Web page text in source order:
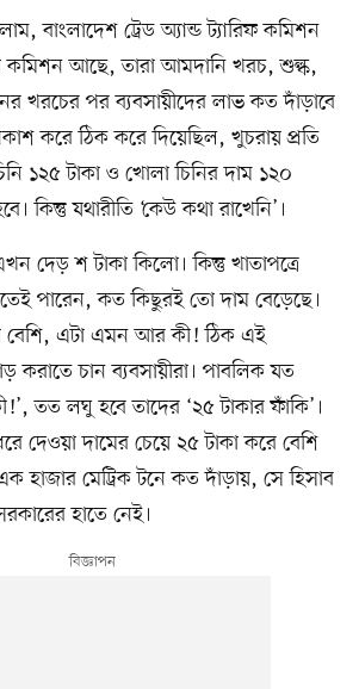
বাংলাদেশ ট্রেড অ্যান্ড ট্যারিফ কমিশন
কমিশন আছে, তারা আমদানি খরচ, শুল্ক,
খরচের পর ব্যবসায়ীদের লাভ কত দাঁড়াবে
করে ঠিক করে দিয়েছিল, খুচরায় প্রতি
১২৫ টাকা ও খোলা চিনির দাম ১২০
কিন্তু যথারীতি ‘কেউ কথা রাখেনি’।
দেড় শ টাকা কিলো। কিন্তু খাতাপত্রে
পারেন, কত কিছুরই তো দাম বেড়েছে।
বেশি, এটা এমন আর কী! ঠিক এই
করাতে চান ব্যবসায়ীরা। পাবলিক যত
তত লঘু হবে তাদের ‘২৫ টাকার ফাঁকি’।
দেওয়া দামের চেয়ে ২৫ টাকা করে বেশি
হাজার মেট্রিক টনে কত দাঁড়ায়, সে হিসাব
হাতে নেই।